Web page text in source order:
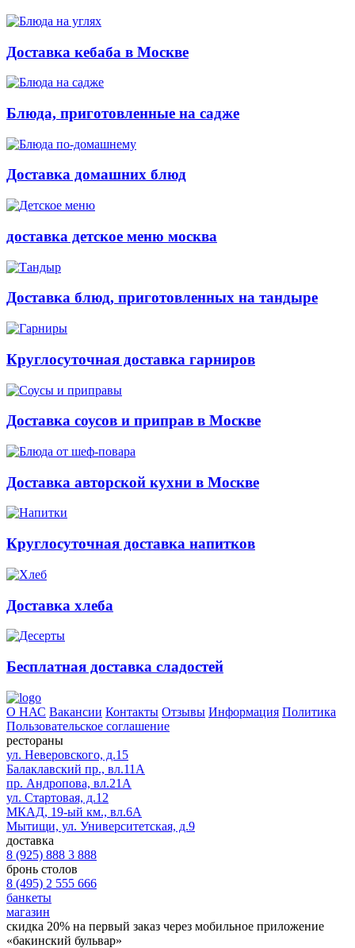
Доставка кебаба в Москве
Блюда, приготовленные на садже
Доставка домашних блюд
доставка детское меню москва
Доставка блюд, приготовленных на тандыре
Круглосуточная доставка гарниров
Доставка соусов и приправ в Москве
Доставка авторской кухни в Москве
Круглосуточная доставка напитков
Доставка хлеба
Бесплатная доставка сладостей
О НАС Вакансии Контакты Отзывы Информация Политика
Пользовательское соглашение
рестораны
ул. Неверовского, д.15
Балаклавский пр., вл.11А
пр. Андропова, вл.21А
ул. Стартовая, д.12
МКАД, 19-ый км., вл.6А
Мытищи, ул. Университетская, д.9
доставка
8 (925) 888 3 888
бронь столов
8 (495) 2 555 666
банкеты
магазин
скидка 20% на первый заказ через мобильное приложение
«бакинский бульвар»